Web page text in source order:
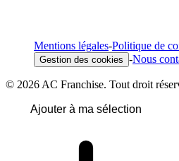
Mentions légales-Politique de
Gestion des cookies -Nous
© 2026 AC Franchise. Tout droit
Ajouter à ma sélection